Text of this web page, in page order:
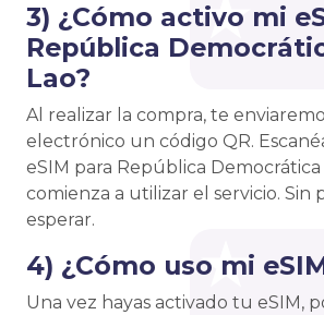
3) ¿Cómo activo mi
República
Lao?
Al realizar la compra, te
electrónico un código QR.
eSIM para República
comienza a utilizar el servicio. Sin
esperar.
4) ¿Cómo uso mi
Una vez hayas activado tu eSIM,